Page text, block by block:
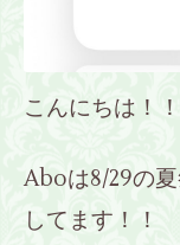
こんにちは！！
Aboは8/29の
してます！！